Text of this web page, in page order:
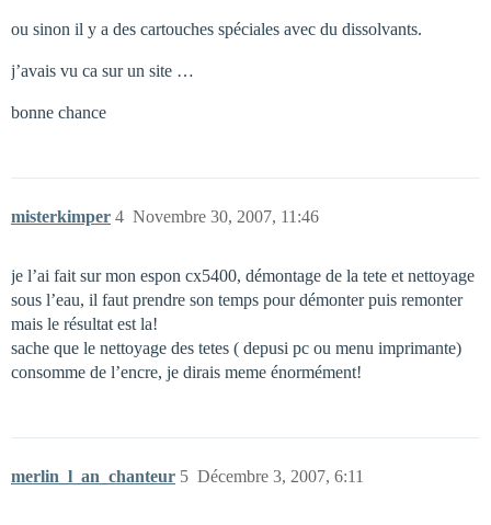
ou sinon il y a des cartouches spéciales avec du dissolvants.
j’avais vu ca sur un site …
bonne chance
misterkimper Novembre 30, 2007, 11:46
4
je l’ai fait sur mon espon cx5400, démontage de la tete et nettoyage
sous l’eau, il faut prendre son temps pour démonter puis remonter
mais le résultat est la!
sache que le nettoyage des tetes ( depusi pc ou menu imprimante)
consomme de l’encre, je dirais meme énormément!
merlin_l_an_chanteur Décembre 3, 2007, 6:11
5